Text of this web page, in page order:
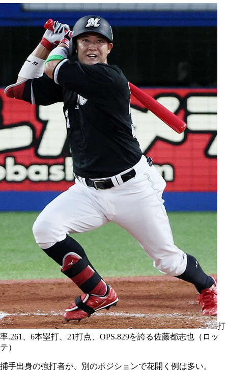
打
率.261、6本塁打、21打点、OPS.829を誇る佐藤都志也（ロッ
テ）
捕手出身の強打者が、別のポジションで花開く例は多い。